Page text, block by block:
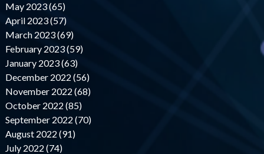
May 2023 (65)
April 2023 (57)
March 2023 (69)
February 2023 (59)
January 2023 (63)
December 2022 (56)
November 2022 (68)
October 2022 (85)
September 2022 (70)
August 2022 (91)
July 2022 (74)